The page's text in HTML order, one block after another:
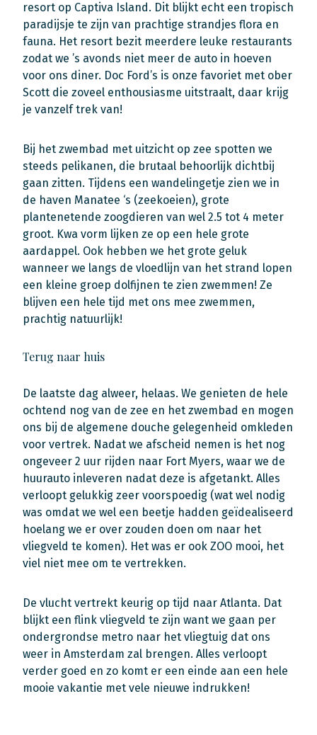
resort op Captiva Island. Dit blijkt echt een tropisch
paradijsje te zijn van prachtige strandjes flora en
fauna. Het resort bezit meerdere leuke restaurants
zodat we ’s avonds niet meer de auto in hoeven
voor ons diner. Doc Ford’s is onze favoriet met ober
Scott die zoveel enthousiasme uitstraalt, daar krijg
je vanzelf trek van!
Bij het zwembad met uitzicht op zee spotten we
steeds pelikanen, die brutaal behoorlijk dichtbij
gaan zitten. Tijdens een wandelingetje zien we in
de haven Manatee ‘s (zeekoeien), grote
plantenetende zoogdieren van wel 2.5 tot 4 meter
groot. Kwa vorm lijken ze op een hele grote
aardappel. Ook hebben we het grote geluk
wanneer we langs de vloedlijn van het strand lopen
een kleine groep dolfijnen te zien zwemmen! Ze
blijven een hele tijd met ons mee zwemmen,
prachtig natuurlijk!
Terug naar huis
De laatste dag alweer, helaas. We genieten de hele
ochtend nog van de zee en het zwembad en mogen
ons bij de algemene douche gelegenheid omkleden
voor vertrek. Nadat we afscheid nemen is het nog
ongeveer 2 uur rijden naar Fort Myers, waar we de
huurauto inleveren nadat deze is afgetankt. Alles
verloopt gelukkig zeer voorspoedig (wat wel nodig
was omdat we wel een beetje hadden geïdealiseerd
hoelang we er over zouden doen om naar het
vliegveld te komen). Het was er ook ZOO mooi, het
viel niet mee om te vertrekken.
De vlucht vertrekt keurig op tijd naar Atlanta. Dat
blijkt een flink vliegveld te zijn want we gaan per
ondergrondse metro naar het vliegtuig dat ons
weer in Amsterdam zal brengen. Alles verloopt
verder goed en zo komt er een einde aan een hele
mooie vakantie met vele nieuwe indrukken!